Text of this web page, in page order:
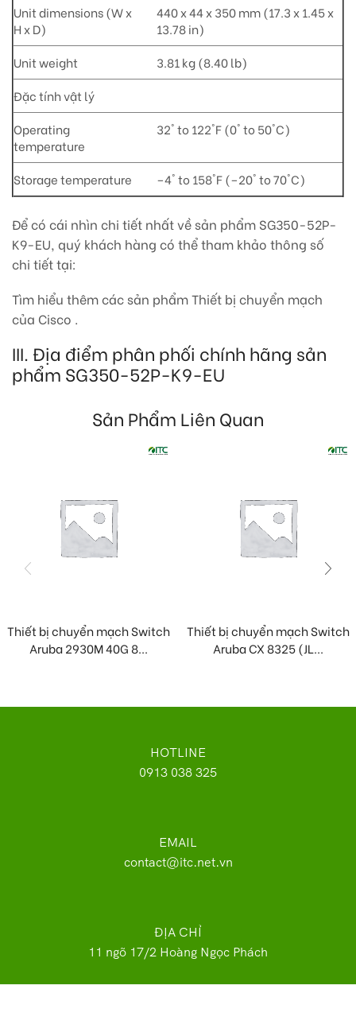
Unit dimensions (W x
H x D)
440 x 44 x 350 mm (17.3 x 1.45 x
13.78 in)
Unit weight
3.81 kg (8.40 lb)
Đặc tính vật lý
Operating
temperature
32° to 122°F (0° to 50°C)
Storage temperature –4° to 158°F (–20° to 70°C)
Để có cái nhìn chi tiết nhất về sản phẩm SG350-52P-
K9-EU, quý khách hàng có thể tham khảo thông số
chi tiết tại:
Tìm hiểu thêm các sản phẩm Thiết bị chuyển mạch
của Cisco .
III. Địa điểm phân phối chính hãng sản
phẩm SG350-52P-K9-EU
Sản Phẩm Liên Quan
Thiết bị chuyển mạch Switch
Aruba 2930M 40G 8...
Thiết bị chuyển mạch Switch
Aruba CX 8325 (JL...
HOTLINE
0913 038 325
EMAIL
contact@itc.net.vn
ĐỊA CHỈ
11 ngõ 17/2 Hoàng Ngọc Phách